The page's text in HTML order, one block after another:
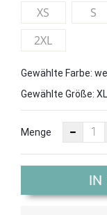
XS S
2XL
Gewählte Farbe:
Gewählte Größe: XL
Menge
IN